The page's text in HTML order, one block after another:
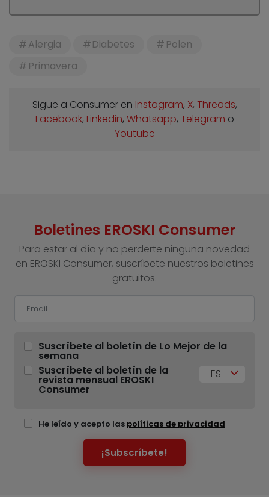
Alergia Diabetes
Polen
Primavera
Sigue a Consumer en Instagram, X, Threads,
Facebook, Linkedin, Whatsapp, Telegram o
Youtube
Boletines EROSKI Consumer
Para estar al día y no perderte ninguna novedad
en EROSKI Consumer, suscríbete nuestros boletines
gratuitos.
Suscríbete al boletín de Lo Mejor de la
semana
Suscríbete al boletín de la
revista mensual EROSKI
Consumer
ES
He leído y acepto las políticas de privacidad
¡Subscríbete!